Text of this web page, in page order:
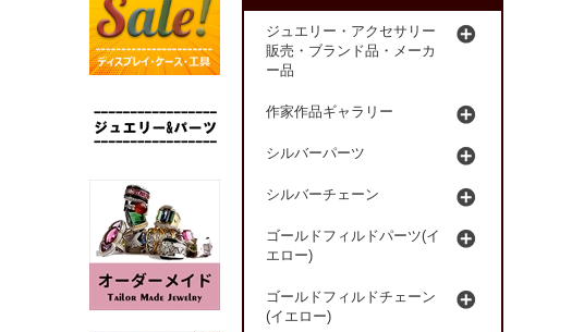
ジュエリー・アクセサリー
販売・ブランド品・メーカ
ー品
作家作品ギャラリー
シルバーパーツ
シルバーチェーン
ゴールドフィルドパーツ(イ
エロー)
ゴールドフィルドチェーン
(イエロー)